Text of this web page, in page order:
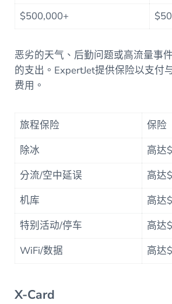
$500,000+
恶劣的天气、后勤问题或高流量事
的支出。ExpertJet提供保险以支付
费用。
旅程保险
保险
除冰
高达
分流/空中延误
高达
机库
高达
特别活动/停车
高达
WiFi/数据
高达
X-Card